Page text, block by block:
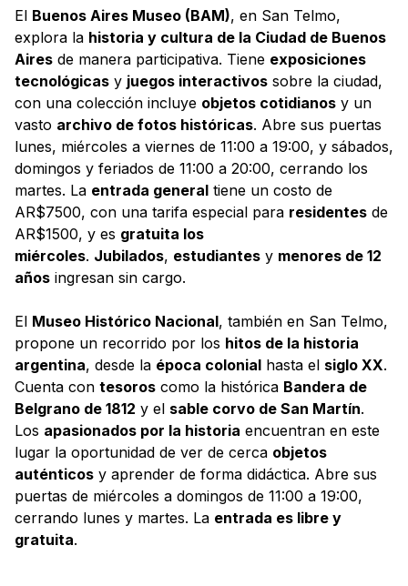
El Buenos Aires Museo (BAM), en San Telmo,
explora la historia y cultura de la Ciudad de Buenos
Aires de manera participativa. Tiene exposiciones
tecnológicas y juegos interactivos sobre la ciudad,
con una colección incluye objetos cotidianos y un
vasto archivo de fotos históricas. Abre sus puertas
lunes, miércoles a viernes de 11:00 a 19:00, y sábados,
domingos y feriados de 11:00 a 20:00, cerrando los
martes. La entrada general tiene un costo de
AR$7500, con una tarifa especial para residentes de
AR$1500, y es gratuita los
miércoles. Jubilados, estudiantes y menores de 12
años ingresan sin cargo.
El Museo Histórico Nacional, también en San Telmo,
propone un recorrido por los hitos de la historia
argentina, desde la época colonial hasta el siglo XX.
Cuenta con tesoros como la histórica Bandera de
Belgrano de 1812 y el sable corvo de San Martín.
Los apasionados por la historia encuentran en este
lugar la oportunidad de ver de cerca objetos
auténticos y aprender de forma didáctica. Abre sus
puertas de miércoles a domingos de 11:00 a 19:00,
cerrando lunes y martes. La entrada es libre y
gratuita.